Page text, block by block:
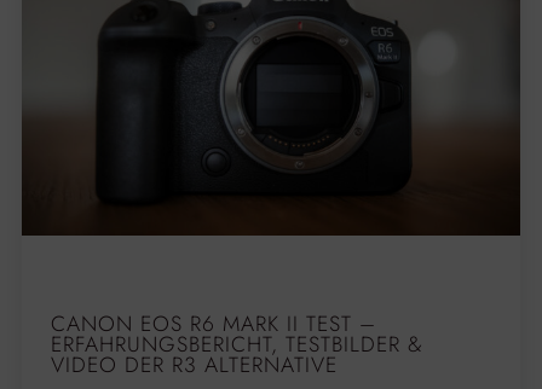
CANON EOS R6 MARK II TEST –
ERFAHRUNGSBERICHT, TESTBILDER &
VIDEO DER R3 ALTERNATIVE